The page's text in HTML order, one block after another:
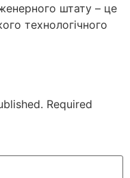
штату – це
технологічного
Required